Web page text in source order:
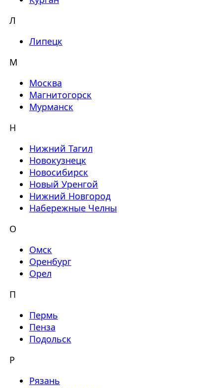
Л
Липецк
М
Москва
Магнитогорск
Мурманск
Н
Нижний Тагил
Новокузнецк
Новосибирск
Новый Уренгой
Нижний Новгород
Набережные Челны
О
Омск
Оренбург
Орел
П
Пермь
Пенза
Подольск
Р
Рязань